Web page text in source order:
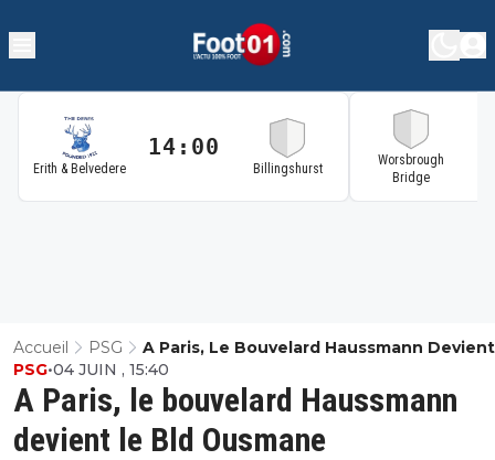
Erith & Belvedere
14:00
Billingshurst
Worsbrough
Bridge
Accueil PSG
A Paris, Le Bouvelard Haussmann
Bld Ousmane
A Paris, le bouvelard Haussmann
devient le Bld Ousmane
PSG•04 JUIN , 15:40